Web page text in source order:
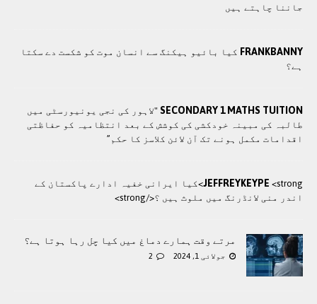
جاننا چاہتے ہیں
FRANKBANNY کیا بائیو ہیکنگ سے انسان موت کو شکست دے سکتا
ہے؟
SECONDARY 1 MATHS TUITION "لاہور کی نجی یونیورسٹی میں
طالبہ کی مبینہ خودکشی کی کوشش کے بعد انتظامیہ کو حفاظتی
اقدامات مکمل ہونے تک آن لائن کلاسز کا حکم”
JEFFREYKEYPE<strong>کيا ایرانی خفيہ ادارے پاکستان کے
اندر منی لانڈرنگ ميں ملوث ہيں ؟</strong>
مرتے وقت ہمارے دماغ میں کیا چل رہا ہوتا ہے؟
جولائی 1, 2024 2